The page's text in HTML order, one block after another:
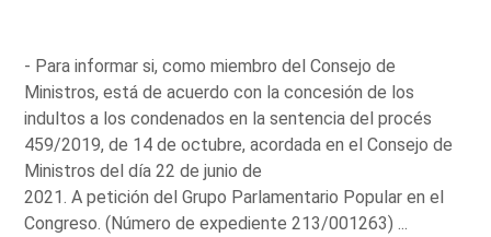
- Para informar si, como miembro del Consejo de
Ministros, está de acuerdo con la concesión de los
indultos a los condenados en la sentencia del procés
459/2019, de 14 de octubre, acordada en el Consejo de
Ministros del día 22 de junio de
2021. A petición del Grupo Parlamentario Popular en el
Congreso. (Número de expediente 213/001263) ...